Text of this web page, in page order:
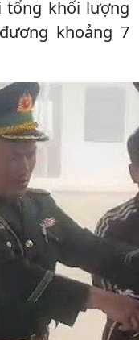
tổng khối lượng
khoảng 7